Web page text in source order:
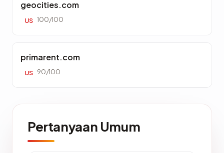
geocities.com
US 100/100
primarent.com
US 90/100
Pertanyaan Umum